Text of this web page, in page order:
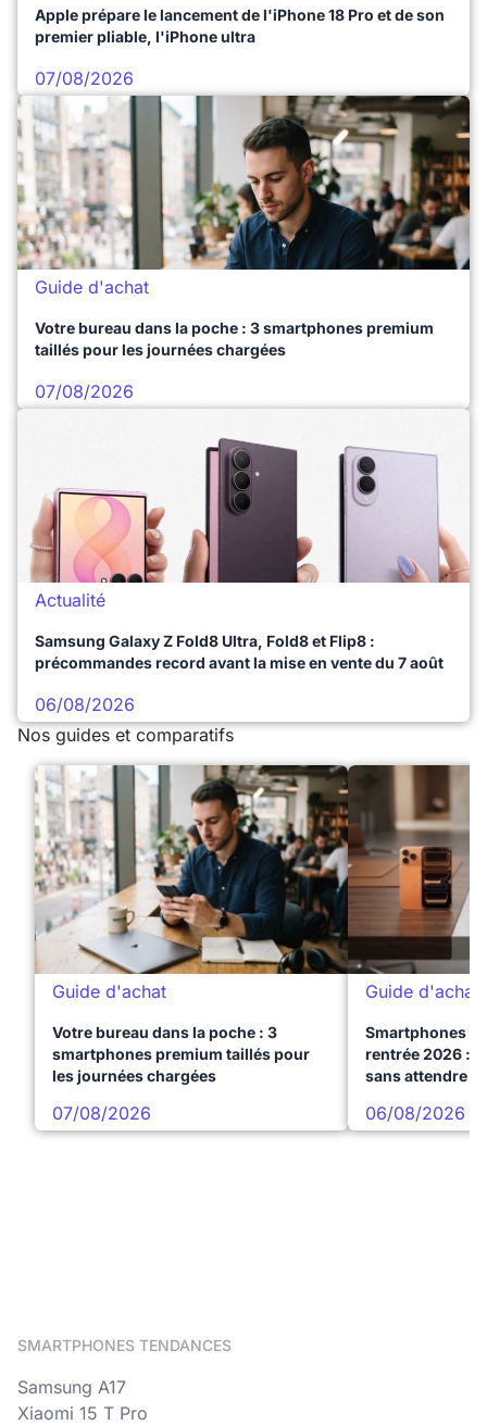
Apple prépare le lancement de l'iPhone 18 Pro et de son
premier pliable, l'iPhone ultra
07/08/2026
Guide d'achat
Votre bureau dans la poche : 3 smartphones premium
taillés pour les journées chargées
07/08/2026
Actualité
Samsung Galaxy Z Fold8 Ultra, Fold8 et Flip8 :
précommandes record avant la mise en vente du 7 août
06/08/2026
Nos guides et comparatifs
Guide d'achat
Votre bureau dans la poche : 3
smartphones premium taillés pour
les journées chargées
07/08/2026
Guide d'achat
Smartphones
rentrée 2026 :
sans attendre
06/08/2026
SMARTPHONES TENDANCES
Samsung A17
Xiaomi 15 T Pro